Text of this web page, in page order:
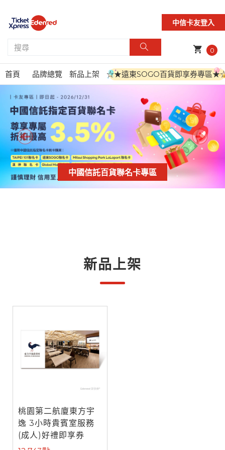
中信卡友登入
shopping_cart 0
首頁 品牌總覽 新品上架 ☆★遠東SOGO百貨即享券專區
中國信託百貨聯名卡專區
新品上架
桃園第二航廈東方宇
逸 3小時貴賓室服務
(成人)好禮即享券